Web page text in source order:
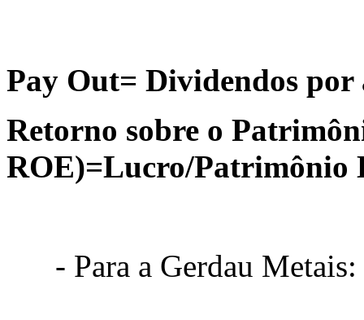
Pay Out= Dividendos
Retorno sobre o
ROE)=Lucro/Patrimônio
- Para a Gerdau Metais: